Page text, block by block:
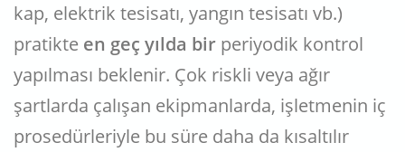
kap, elektrik tesisatı, yangın tesisatı vb.)
pratikte en geç yılda bir periyodik kontrol
yapılması beklenir. Çok riskli veya ağır
şartlarda çalışan ekipmanlarda, işletmenin iç
prosedürleriyle bu süre daha da kısaltılır